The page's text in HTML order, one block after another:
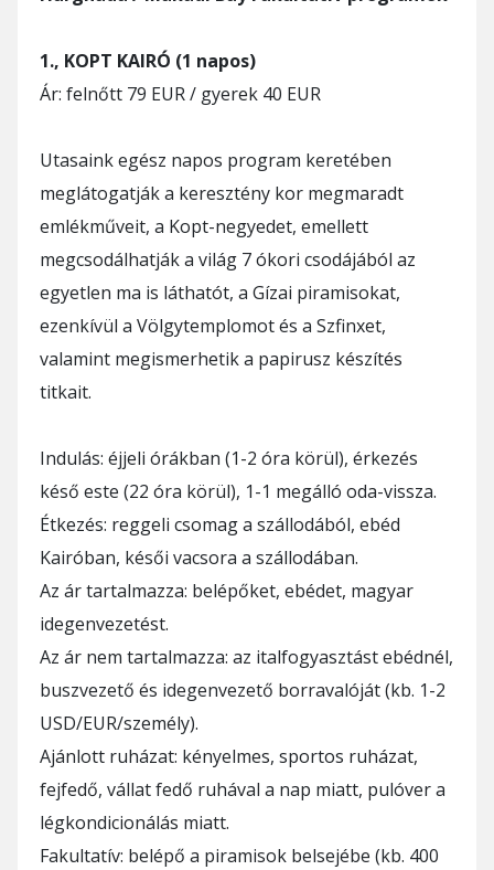
1., KOPT KAIRÓ (1 napos)
Ár: felnőtt 79 EUR / gyerek 40 EUR
Utasaink egész napos program keretében
meglátogatják a keresztény kor megmaradt
emlékműveit, a Kopt-negyedet, emellett
megcsodálhatják a világ 7 ókori csodájából az
egyetlen ma is láthatót, a Gízai piramisokat,
ezenkívül a Völgytemplomot és a Szfinxet,
valamint megismerhetik a papirusz készítés
titkait.
Indulás: éjjeli órákban (1-2 óra körül), érkezés
késő este (22 óra körül), 1-1 megálló oda-vissza.
Étkezés: reggeli csomag a szállodából, ebéd
Kairóban, késői vacsora a szállodában.
Az ár tartalmazza: belépőket, ebédet, magyar
idegenvezetést.
Az ár nem tartalmazza: az italfogyasztást ebédnél,
buszvezető és idegenvezető borravalóját (kb. 1-2
USD/EUR/személy).
Ajánlott ruházat: kényelmes, sportos ruházat,
fejfedő, vállat fedő ruhával a nap miatt, pulóver a
légkondicionálás miatt.
Fakultatív: belépő a piramisok belsejébe (kb. 400